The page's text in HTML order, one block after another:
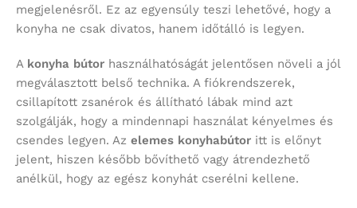
megjelenésről. Ez az egyensúly teszi lehetővé, hogy a
konyha ne csak divatos, hanem időtálló is legyen.
A konyha bútor használhatóságát jelentősen növeli a jól
megválasztott belső technika. A fiókrendszerek,
csillapított zsanérok és állítható lábak mind azt
szolgálják, hogy a mindennapi használat kényelmes és
csendes legyen. Az elemes konyhabútor itt is előnyt
jelent, hiszen később bővíthető vagy átrendezhető
anélkül, hogy az egész konyhát cserélni kellene.